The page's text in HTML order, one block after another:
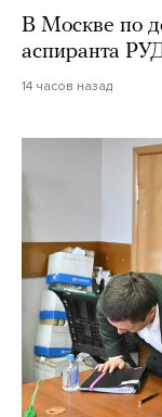
В Москве по
аспиранта
14 часов назад